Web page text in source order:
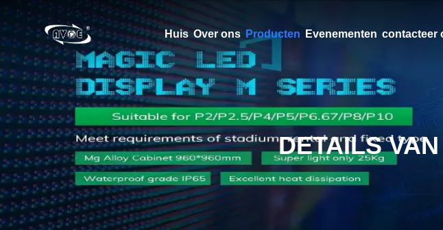
Huis Over ons Producten Evenementen contacteer
DETAILS